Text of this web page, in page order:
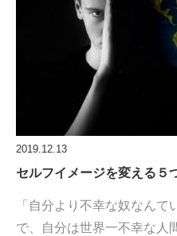
2019.12.13
セルフイメージを変える５
「自分より不幸な奴なん
で、自分は世界一不幸な人